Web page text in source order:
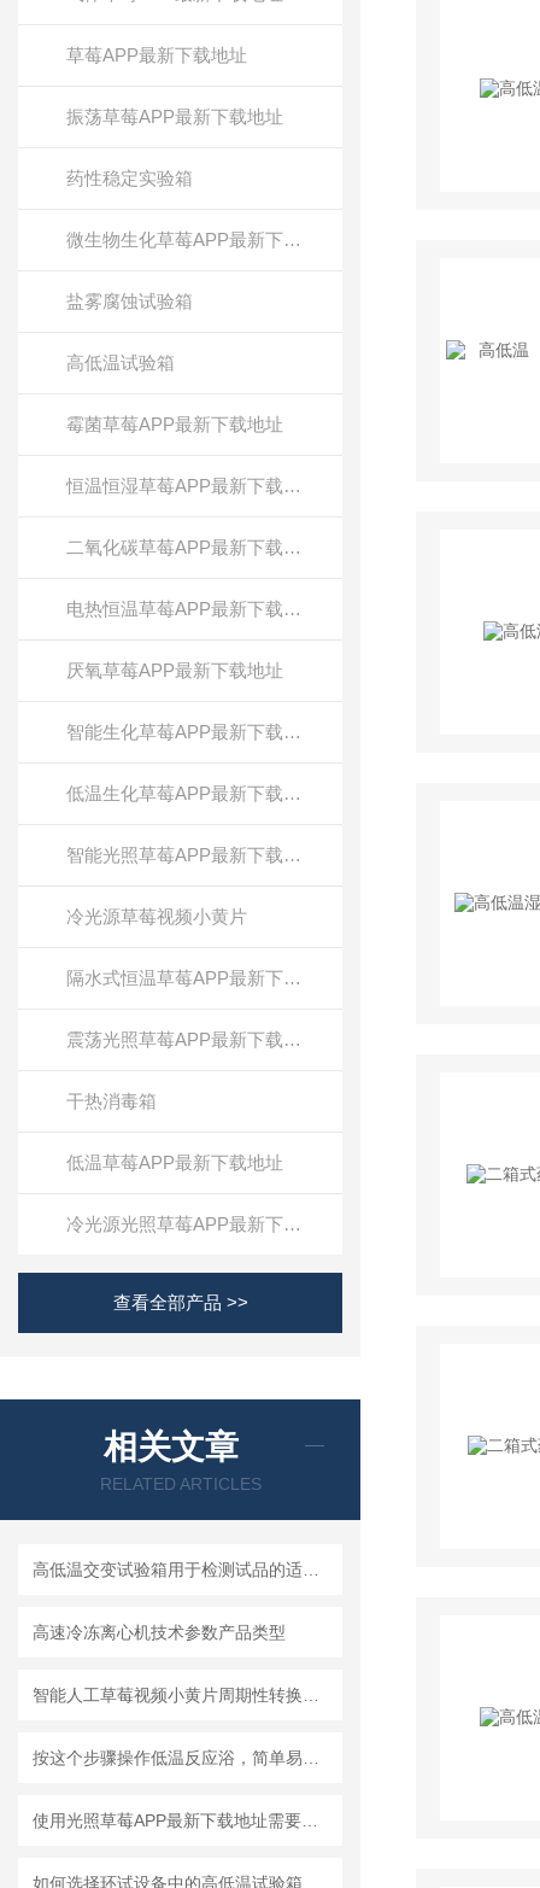
草莓APP最新下载地址
振荡草莓APP最新下载地址
药性稳定实验箱
微生物生化草莓APP最新下载地址
盐雾腐蚀试验箱
高低温试验箱
霉菌草莓APP最新下载地址
恒温恒湿草莓APP最新下载地址
二氧化碳草莓APP最新下载地址
电热恒温草莓APP最新下载地址
厌氧草莓APP最新下载地址
智能生化草莓APP最新下载地址
低温生化草莓APP最新下载地址
智能光照草莓APP最新下载地址
冷光源草莓视频小黄片
隔水式恒温草莓APP最新下载地址
震荡光照草莓APP最新下载地址
干热消毒箱
低温草莓APP最新下载地址
冷光源光照草莓APP最新下载地址
查看全部产品 >>
相关文章
RELATED ARTICLES
高速冷冻离心机技术参数产品类型
如何选择环试设备中的高低温试验箱